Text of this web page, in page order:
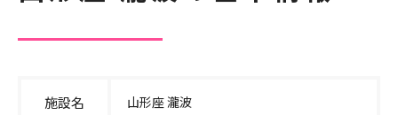
施設名 山形座 瀧波